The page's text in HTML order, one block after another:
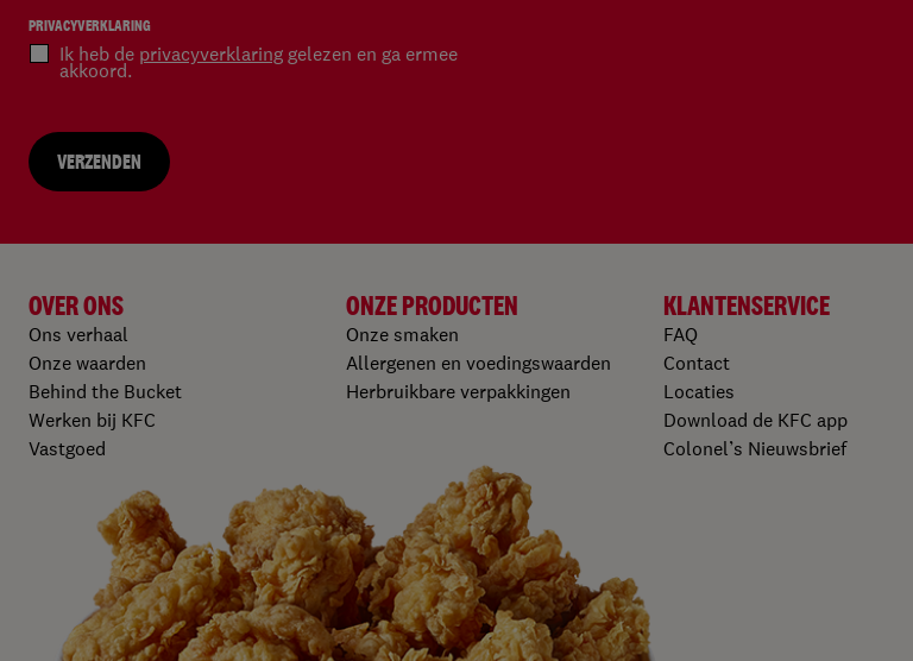
PRIVACYVERKLARING
Ik heb de privacyverklaring gelezen en ga ermee
akkoord.
VERZENDEN
OVER ONS
Ons verhaal
Onze waarden
Behind the Bucket
Werken bij KFC​
Vastgoed
ONZE PRODUCTEN​
Onze smaken
Allergenen en voedingswaarden
Herbruikbare verpakkingen​
KLANTENSERVICE
FAQ
Contact
Locaties
Download de KFC app​
Colonel’s Nieuwsbrief​